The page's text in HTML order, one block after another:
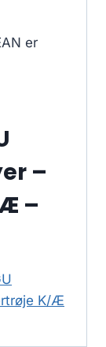
er
–
–
K/Æ